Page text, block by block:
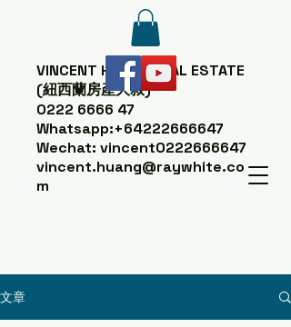
VINCENT HUANGREAL ESTATE
(紐西蘭房產大叔)
0222 6666 47
Whatsapp:+64222666647
Wechat: vincent0222666647
vincent.huang@raywhite.co
m
文章